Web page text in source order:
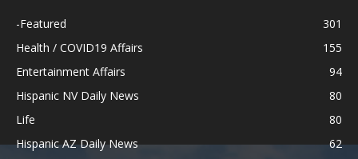
-Featured
301
Health / COVID19 Affairs
155
Entertainment Affairs
94
Hispanic NV Daily News
80
Life
80
Hispanic AZ Daily News
62